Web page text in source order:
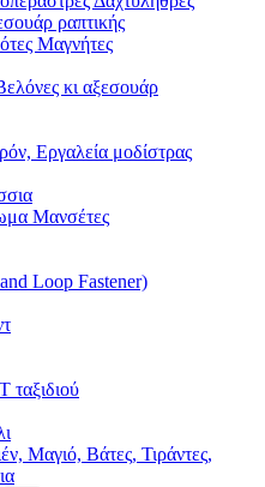
ραπτικής
Μαγνήτες
κι αξεσουάρ
Εργαλεία μοδίστρας
Μανσέτες
Loop Fastener)
ταξιδιού
Μαγιό, Βάτες, Τιράντες,